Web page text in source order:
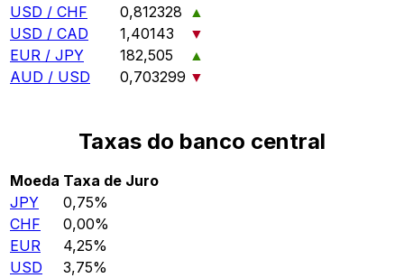
USD / CHF
0,812328
▲
USD / CAD
1,40143
▼
EUR / JPY
182,505
▲
AUD / USD
0,703299 ▼
Taxas do banco central
Moeda Taxa de Juro
JPY
0,75%
CHF
0,00%
EUR
4,25%
USD
3,75%